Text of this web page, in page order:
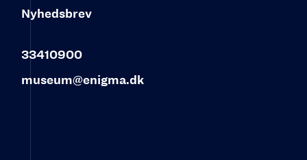
Nyhedsbrev
33410900
museum@enigma.dk